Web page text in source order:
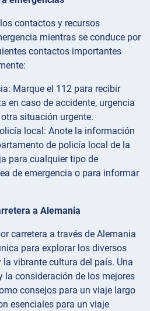
contactos y recursos
mientras se conduce por
contactos importantes
Marque el 112 para recibir
en caso de accidente, urgencia
situación urgente.
local: Anote la información
de policía local de la
para cualquier tipo de
de emergencia o para informar
a Alemania
carretera a través de Alemania
para explorar los diversos
vibrante cultura del país. Una
consideración de los mejores
consejos para un viaje largo
esenciales para un viaje